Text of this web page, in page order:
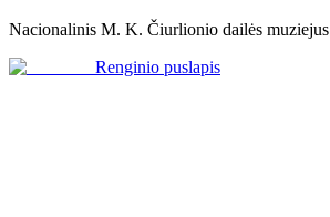
Nacionalinis M. K. Čiurlionio dailės muziejus
Renginio puslapis